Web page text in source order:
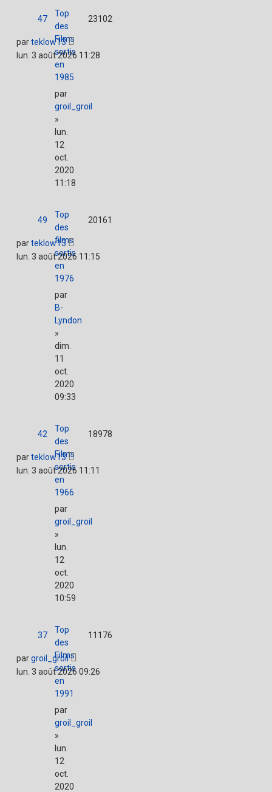
Top
des
Films
sortis
en
1985
par
groil_groil
»
lun.
12
oct.
2020
11:18
47 23102
parteklow13
lun. 3 août 2026 11:28
Top
des
films
sortis
en
1976
par
B-
Lyndon
»
dim.
11
oct.
2020
09:33
49 20161
parteklow13
lun. 3 août 2026 11:15
Top
des
Films
sortis
en
1966
par
groil_groil
»
lun.
12
oct.
2020
10:59
42 18978
parteklow13
lun. 3 août 2026 11:11
Top
des
Films
sortis
en
1991
par
groil_groil
»
lun.
12
oct.
2020
37 11176
pargroil_groil
lun. 3 août 2026 09:26